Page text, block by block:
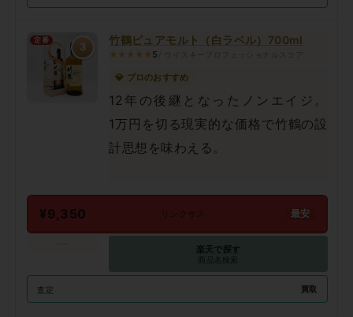
3
定番 竹鶴ピュアモルト（白ラベル）700ml
★★★★★ 5
💎 プロのおすすめ
12年の後継となったノンエイジ。
1万円を切る現実的な価格で竹鶴の設
計思想を味わえる。
¥9,350 リンクサス 最安
楽天で探す
商品名検索
査定 買取